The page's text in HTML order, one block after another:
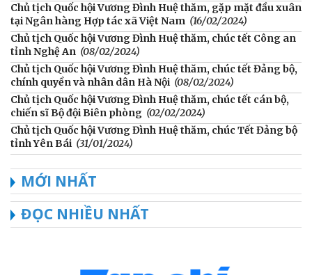
Chủ tịch Quốc hội Vương Đình Huệ thăm, gặp mặt đầu xuân
tại Ngân hàng Hợp tác xã Việt Nam (16/02/2024)
Chủ tịch Quốc hội Vương Đình Huệ thăm, chúc tết Công an
tỉnh Nghệ An (08/02/2024)
Chủ tịch Quốc hội Vương Đình Huệ thăm, chúc tết Đảng bộ,
chính quyền và nhân dân Hà Nội (08/02/2024)
Chủ tịch Quốc hội Vương Đình Huệ thăm, chúc tết cán bộ,
chiến sĩ Bộ đội Biên phòng (02/02/2024)
Chủ tịch Quốc hội Vương Đình Huệ thăm, chúc Tết Đảng bộ
tỉnh Yên Bái (31/01/2024)
MỚI NHẤT
ĐỌC NHIỀU NHẤT